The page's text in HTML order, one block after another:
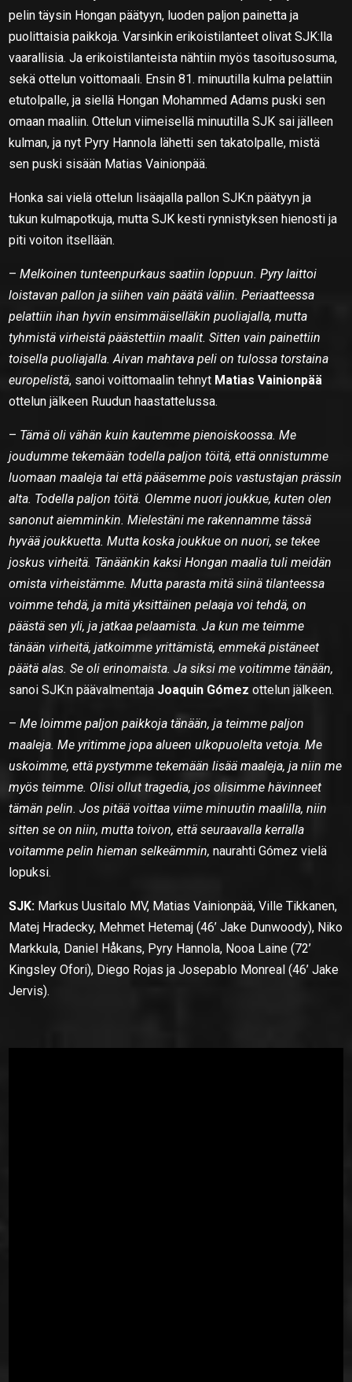
pelin täysin Hongan päätyyn, luoden paljon painetta ja
puolittaisia paikkoja. Varsinkin erikoistilanteet olivat SJK:lla
vaarallisia. Ja erikoistilanteista nähtiin myös tasoitusosuma,
sekä ottelun voittomaali. Ensin 81. minuutilla kulma pelattiin
etutolpalle, ja siellä Hongan Mohammed Adams puski sen
omaan maaliin. Ottelun viimeisellä minuutilla SJK sai jälleen
kulman, ja nyt Pyry Hannola lähetti sen takatolpalle, mistä
sen puski sisään Matias Vainionpää.
Honka sai vielä ottelun lisäajalla pallon SJK:n päätyyn ja
tukun kulmapotkuja, mutta SJK kesti rynnistyksen hienosti ja
piti voiton itsellään.
–Melkoinen tunteenpurkaus saatiin loppuun. Pyry laittoi
loistavan pallon ja siihen vain päätä väliin. Periaatteessa
pelattiin ihan hyvin ensimmäiselläkin puoliajalla, mutta
tyhmistä virheistä päästettiin maalit. Sitten vain painettiin
toisella puoliajalla. Aivan mahtava peli on tulossa torstaina
europelistä, sanoi voittomaalin tehnyt Matias Vainionpää
ottelun jälkeen Ruudun haastattelussa.
– Tämä oli vähän kuin kautemme pienoiskoossa. Me
joudumme tekemään todella paljon töitä, että onnistumme
luomaan maaleja tai että pääsemme pois vastustajan prässin
alta. Todella paljon töitä. Olemme nuori joukkue, kuten olen
sanonut aiemminkin. Mielestäni me rakennamme tässä
hyvää joukkuetta. Mutta koska joukkue on nuori, se tekee
joskus virheitä. Tänäänkin kaksi Hongan maalia tuli meidän
omista virheistämme. Mutta parasta mitä siinä tilanteessa
voimme tehdä, ja mitä yksittäinen pelaaja voi tehdä, on
päästä sen yli, ja jatkaa pelaamista. Ja kun me teimme
tänään virheitä, jatkoimme yrittämistä, emmekä pistäneet
päätä alas. Se oli erinomaista. Ja siksi me voitimme tänään,
sanoi SJK:n päävalmentaja Joaquin Gómez ottelun jälkeen.
– Me loimme paljon paikkoja tänään, ja teimme paljon
maaleja. Me yritimme jopa alueen ulkopuolelta vetoja. Me
uskoimme, että pystymme tekemään lisää maaleja, ja niin me
myös teimme. Olisi ollut tragedia, jos olisimme hävinneet
tämän pelin. Jos pitää voittaa viime minuutin maalilla, niin
sitten se on niin, mutta toivon, että seuraavalla kerralla
voitamme pelin hieman selkeämmin, naurahti Gómez vielä
lopuksi.
SJK: Markus Uusitalo MV, Matias Vainionpää, Ville Tikkanen,
Matej Hradecky, Mehmet Hetemaj (46’ Jake Dunwoody), Niko
Markkula, Daniel Håkans, Pyry Hannola, Nooa Laine (72’
Kingsley Ofori), Diego Rojas ja Josepablo Monreal (46’ Jake
Jervis).